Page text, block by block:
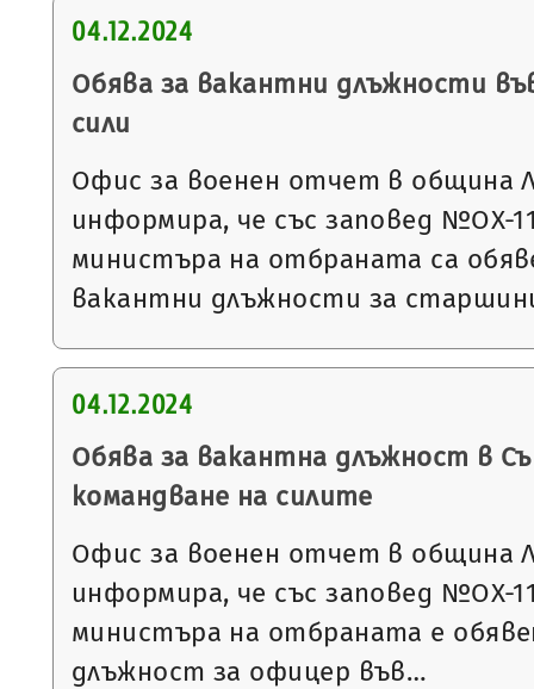
04.12.2024
Обява за вакантни длъжности
сили
Офис за военен отчет в община
информира, че със заповед №ОХ-
министъра на отбраната са
вакантни длъжности за
04.12.2024
Обява за вакантна длъжност в
командване на силите
Офис за военен отчет в община
информира, че със заповед №ОХ-
министъра на отбраната е
длъжност за офицер във…